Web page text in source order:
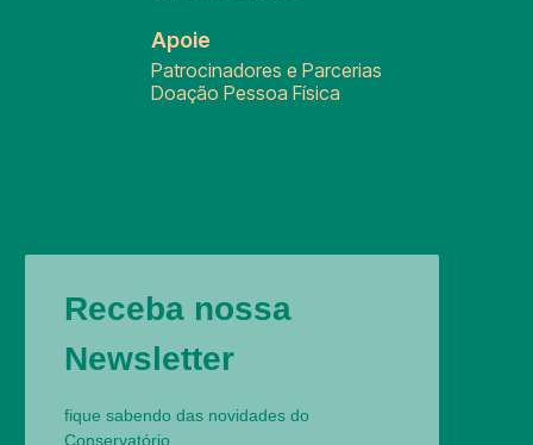
Apoie
Patrocinadores e Parcerias
Doação Pessoa Física